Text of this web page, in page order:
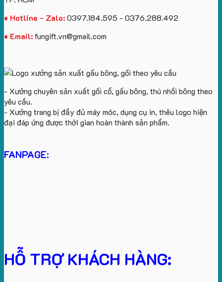
♦ Hotline - Zalo:0397.184.595 - 0376.288.492
♦ Email:fungift.vn@gmail.com
- Xưởng chuyên sản xuất gối cổ, gấu bông, thú nhồi bông theo
yêu cầu.
- Xưởng trang bị đầy đủ máy móc, dụng cụ in, thêu logo hiện
đại đáp ứng được thời gian hoàn thành sản phẩm.
FANPAGE:
HỖ TRỢ KHÁCH HÀNG: